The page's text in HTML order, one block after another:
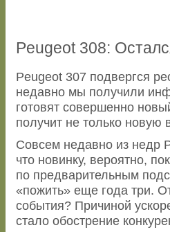
Peugeot 308:
Peugeot 307 подвергся
недавно мы получили
готовят совершенно
получит не только новую
Совсем недавно из недр
что новинку, вероятно,
по предварительным
«пожить» еще года три.
события? Причиной
стало обострение